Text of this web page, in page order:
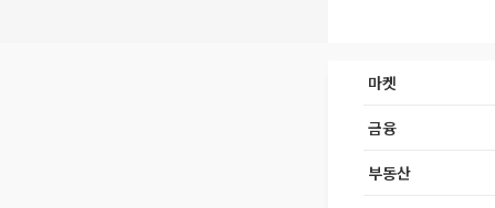
마켓
금융
부동산